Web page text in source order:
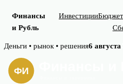
Финансы
и Рубль
Инвестиции
Skip
content
Деньги • рынок • решения6 августа